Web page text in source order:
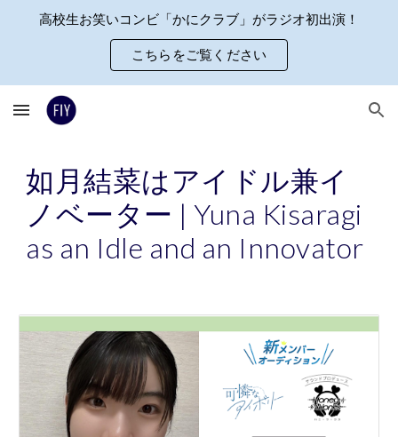
高校生お笑いコンビ「かにクラブ」がラジオ初出演！
こちらをご覧ください
如月結菜はアイドル兼イ
ノベーター | Yuna Kisaragi
as an Idle and an Innovator